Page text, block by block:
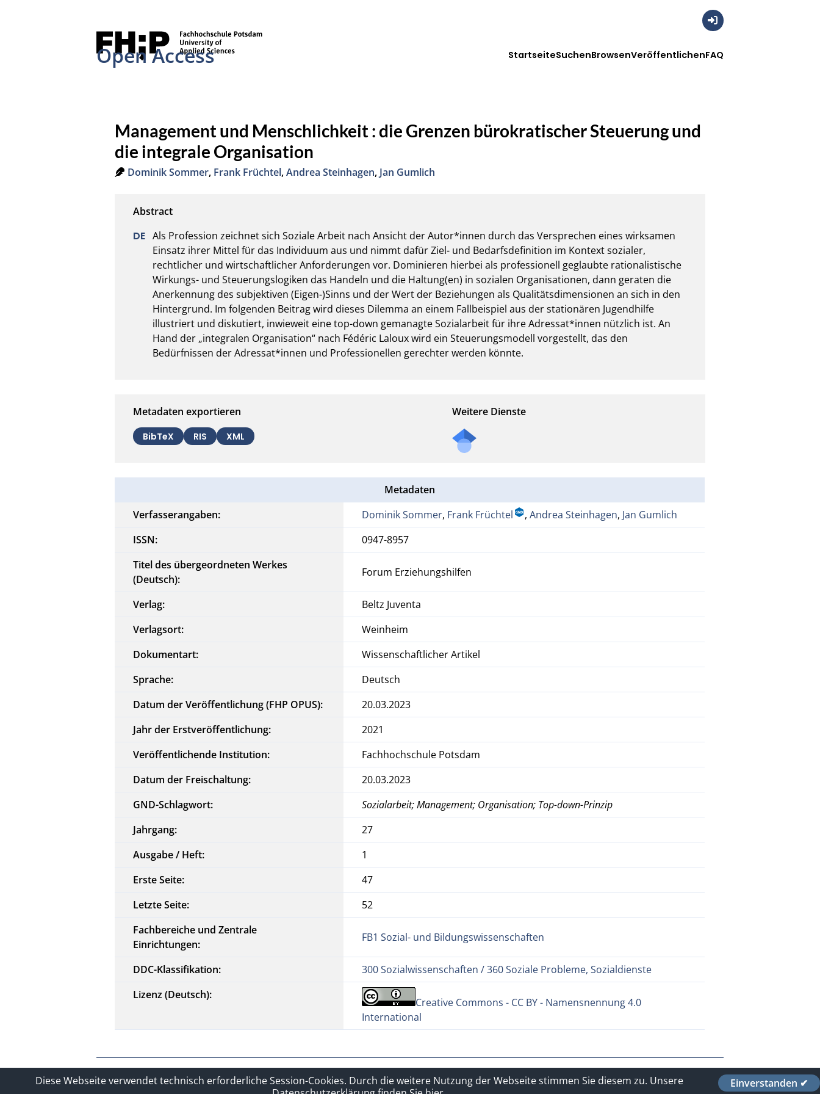
Open Access StartseiteSuchenBrowsenVeröffentlichenFAQ
Management und Menschlichkeit : die Grenzen bürokratischer Steuerung und
die integrale Organisation
Dominik Sommer, Frank Früchtel,Andrea Steinhagen, Jan Gumlich
Als Profession zeichnet sich Soziale Arbeit nach Ansicht der Autor*innen durch das Versprechen eines wirksamen
Einsatz ihrer Mittel für das Individuum aus und nimmt dafür Ziel- und Bedarfsdefinition im Kontext sozialer,
rechtlicher und wirtschaftlicher Anforderungen vor. Dominieren hierbei als professionell geglaubte rationalistische
Wirkungs- und Steuerungslogiken das Handeln und die Haltung(en) in sozialen Organisationen, dann geraten die
Anerkennung des subjektiven (Eigen-)Sinns und der Wert der Beziehungen als Qualitätsdimensionen an sich in den
Hintergrund. Im folgenden Beitrag wird dieses Dilemma an einem Fallbeispiel aus der stationären Jugendhilfe
illustriert und diskutiert, inwieweit eine top-down gemanagte Sozialarbeit für ihre Adressat*innen nützlich ist. An
Hand der „integralen Organisation“ nach Fédéric Laloux wird ein Steuerungsmodell vorgestellt, das den
Bedürfnissen der Adressat*innen und Professionellen gerechter werden könnte.
Metadaten exportieren
BibTeX RIS XML
Weitere Dienste
Metadaten
Verfasserangaben:
Dominik Sommer, Frank Früchtel ,Andrea Steinhagen, Jan Gumlich
ISSN:
0947-8957
Titel des übergeordneten Werkes
(Deutsch):
Forum Erziehungshilfen
Verlag:
Beltz Juventa
Verlagsort:
Weinheim
Dokumentart:
Wissenschaftlicher Artikel
Sprache:
Deutsch
Datum der Veröffentlichung (FHP OPUS):
20.03.2023
Jahr der Erstveröffentlichung:
2021
Veröffentlichende Institution:
Fachhochschule Potsdam
Datum der Freischaltung:
20.03.2023
GND-Schlagwort:
Sozialarbeit; Management; Organisation; Top-down-Prinzip
Jahrgang:
27
Ausgabe / Heft:
1
Erste Seite:
47
Letzte Seite:
52
Fachbereiche und Zentrale
Einrichtungen:
FB1 Sozial- und Bildungswissenschaften
DDC-Klassifikation:
300 Sozialwissenschaften / 360 Soziale Probleme, Sozialdienste
Lizenz (Deutsch):
Creative Commons - CC BY - Namensnennung 4.0
International
Kontakt Impressum Datenschutzerklärung Sitelinks Einverstanden ✔
Diese Webseite verwendet technisch erforderliche Session-Cookies. Durch die weitere Nutzung der Webseite stimmen Sie diesem zu. Unsere